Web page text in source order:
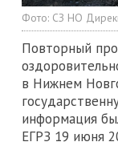
Фото: СЗ НО
Повторный
в Нижнем
информация
ЕГРЗ 19 июня